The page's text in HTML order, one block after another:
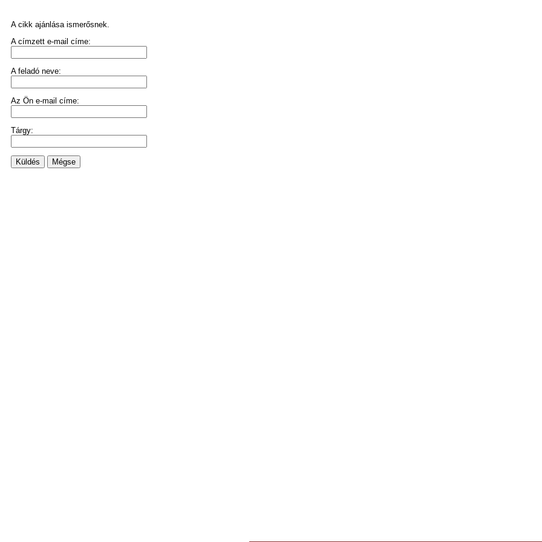
A cikk ajánlása ismerősnek.
A címzett e-mail címe:
A feladó neve:
Az Ön e-mail címe:
Tárgy:
Küldés Mégse